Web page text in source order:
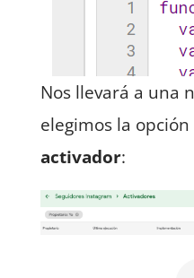
Nos llevará a una
elegimos la opción
activador: